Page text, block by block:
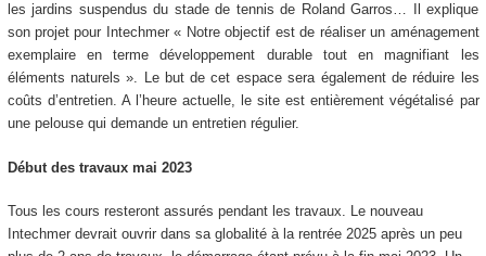
les jardins suspendus du stade de tennis de Roland Garros… Il explique
son projet pour Intechmer « Notre objectif est de réaliser un aménagement
exemplaire en terme développement durable tout en magnifiant les
éléments naturels ». Le but de cet espace sera également de réduire les
coûts d’entretien. A l’heure actuelle, le site est entièrement végétalisé par
une pelouse qui demande un entretien régulier.
Début des travaux mai 2023
Tous les cours resteront assurés pendant les travaux. Le nouveau
Intechmer devrait ouvrir dans sa globalité à la rentrée 2025 après un peu